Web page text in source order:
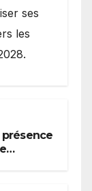
ses
les
présence